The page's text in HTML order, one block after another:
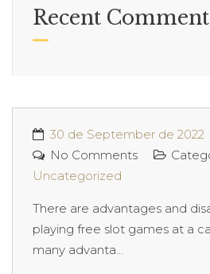
Recent
30 de September de 2022
No Comments
Uncategorized
There are advantages and
playing free slot games at a
many advanta...